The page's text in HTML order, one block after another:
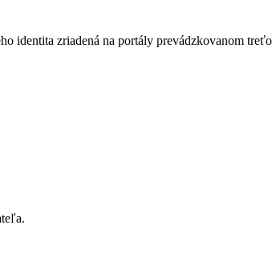
identita zriadená na portály prevádzkovanom